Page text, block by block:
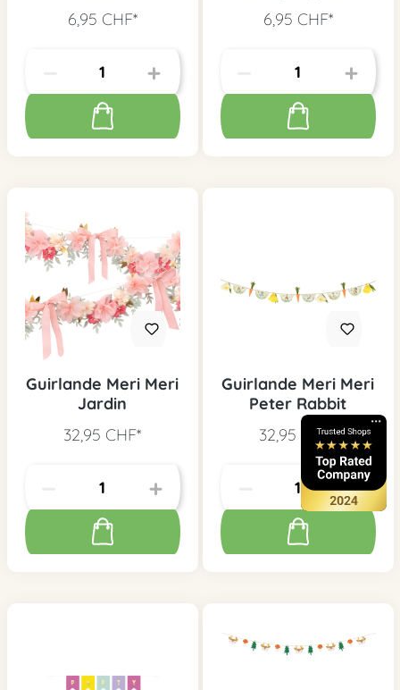
6,95 CHF*
6,95 CHF*
Guirlande Meri Meri
Jardin
32,95 CHF*
Guirlande Meri Meri
Peter Rabbit
32,95 CHF*